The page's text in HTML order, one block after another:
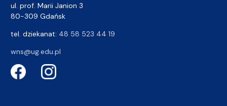
ul. prof. Marii Janion 3
80-309 Gdańsk
tel. dziekanat: 48 58 523 44 19
wns@ug.edu.pl